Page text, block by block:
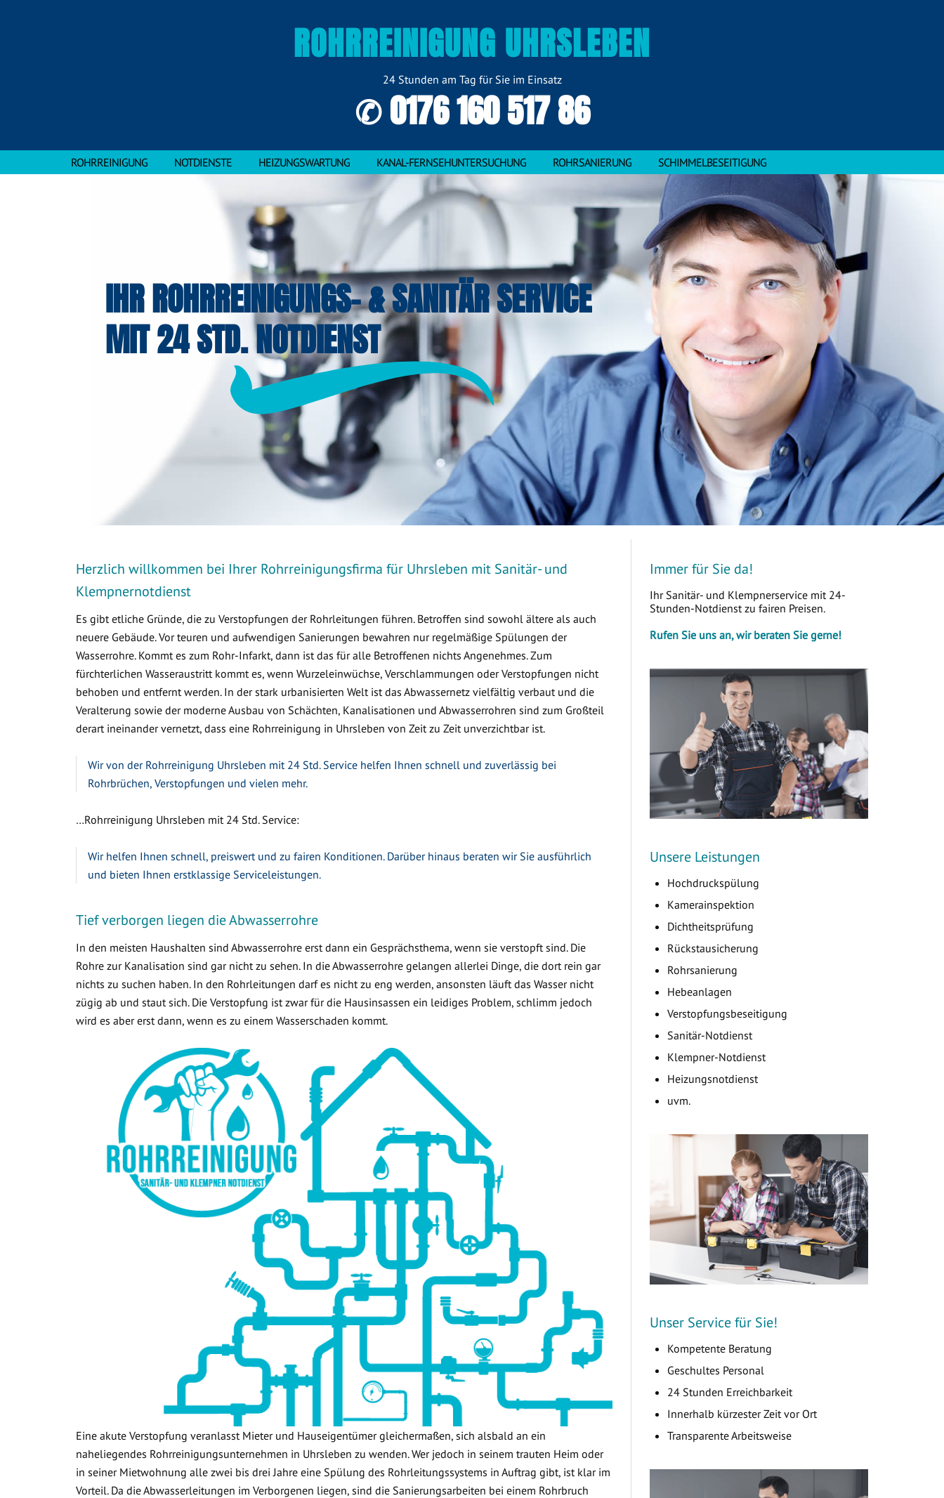
ROHRREINIGUNG UHRSLEBEN
24 Stunden am Tag für Sie im Einsatz
✆ 0176 160 517 86
ROHRREINIGUNG NOTDIENSTE HEIZUNGSWARTUNG KANAL-FERNSEHUNTERSUCHUNG ROHRSANIERUNG SCHIMMELBESEITIGUNG
IHR ROHRREINIGUNGS- & SANITÄR SERVICE
MIT 24 STD. NOTDIENST
Herzlich willkommen bei Ihrer Rohrreinigungsfirma für Uhrsleben mit Sanitär- und
Klempnernotdienst
Es gibt etliche Gründe, die zu Verstopfungen der Rohrleitungen führen. Betroffen sind sowohl ältere als auch
neuere Gebäude. Vor teuren und aufwendigen Sanierungen bewahren nur regelmäßige Spülungen der
Wasserrohre. Kommt es zum Rohr-Infarkt, dann ist das für alle Betroffenen nichts Angenehmes. Zum
fürchterlichen Wasseraustritt kommt es, wenn Wurzeleinwüchse, Verschlammungen oder Verstopfungen nicht
behoben und entfernt werden. In der stark urbanisierten Welt ist das Abwassernetz vielfältig verbaut und die
Veralterung sowie der moderne Ausbau von Schächten, Kanalisationen und Abwasserrohren sind zum Großteil
derart ineinander vernetzt, dass eine Rohrreinigung in Uhrsleben von Zeit zu Zeit unverzichtbar ist.
Wir von der Rohrreinigung Uhrsleben mit 24 Std. Service helfen Ihnen schnell und zuverlässig bei
Rohrbrüchen, Verstopfungen und vielen mehr.
…Rohrreinigung Uhrsleben mit 24 Std. Service:
Wir helfen Ihnen schnell, preiswert und zu fairen Konditionen. Darüber hinaus beraten wir Sie ausführlich
und bieten Ihnen erstklassige Serviceleistungen.
Tief verborgen liegen die Abwasserrohre
In den meisten Haushalten sind Abwasserrohre erst dann ein Gesprächsthema, wenn sie verstopft sind. Die
Rohre zur Kanalisation sind gar nicht zu sehen. In die Abwasserrohre gelangen allerlei Dinge, die dort rein gar
nichts zu suchen haben. In den Rohrleitungen darf es nicht zu eng werden, ansonsten läuft das Wasser nicht
zügig ab und staut sich. Die Verstopfung ist zwar für die Hausinsassen ein leidiges Problem, schlimm jedoch
wird es aber erst dann, wenn es zu einem Wasserschaden kommt.
Eine akute Verstopfung veranlasst Mieter und Hauseigentümer gleichermaßen, sich alsbald an ein
naheliegendes Rohrreinigungsunternehmen in Uhrsleben zu wenden. Wer jedoch in seinem trauten Heim oder
in seiner Mietwohnung alle zwei bis drei Jahre eine Spülung des Rohrleitungssystems in Auftrag gibt, ist klar im
Vorteil. Da die Abwasserleitungen im Verborgenen liegen, sind die Sanierungsarbeiten bei einem Rohrbruch
Immer für Sie da!
Ihr Sanitär- und Klempnerservice mit 24-
Stunden-Notdienst zu fairen Preisen.
Rufen Sie uns an, wir beraten Sie gerne!
Unsere Leistungen
Hochdruckspülung
Kamerainspektion
Dichtheitsprüfung
Rückstausicherung
Rohrsanierung
Hebeanlagen
Verstopfungsbeseitigung
Sanitär-Notdienst
Klempner-Notdienst
Heizungsnotdienst
uvm.
Unser Service für Sie!
Kompetente Beratung
Geschultes Personal
24 Stunden Erreichbarkeit
Innerhalb kürzester Zeit vor Ort
Transparente Arbeitsweise